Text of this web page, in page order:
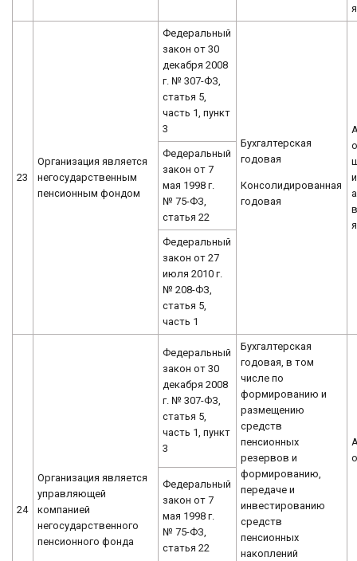
23
Организация является
негосударственным
пенсионным фондом
Федеральный
закон от 30
декабря 2008
г. № 307-ФЗ,
статья 5,
часть 1, пункт
3
Бухгалтерская
годовая
Консолидированная
годовая
Федеральный
закон от 7
мая 1998 г.
№ 75-ФЗ,
статья 22
Федеральный
закон от 27
июля 2010 г.
№ 208-ФЗ,
статья 5,
часть 1
24
Организация является
управляющей
компанией
негосударственного
пенсионного фонда
Федеральный
закон от 30
декабря 2008
г. № 307-ФЗ,
статья 5,
часть 1, пункт
3
Бухгалтерская
годовая, в том
числе по
формированию и
размещению
средств
пенсионных
резервов и
формированию,
передаче и
инвестированию
средств
пенсионных
накоплений
Федеральный
закон от 7
мая 1998 г.
№ 75-ФЗ,
статья 22